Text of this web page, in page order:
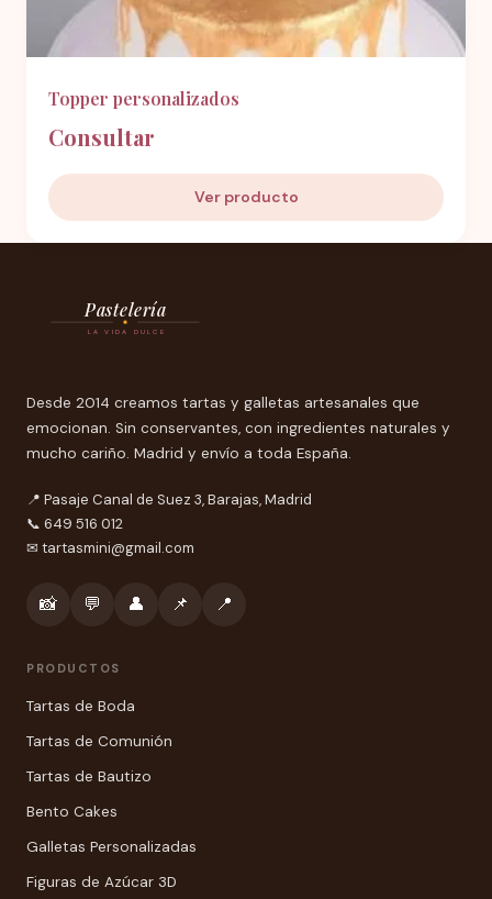
Topper personalizados
Consultar
Ver producto
Pastelería
LA VIDA DULCE
Desde 2014 creamos tartas y galletas artesanales que
emocionan. Sin conservantes, con ingredientes naturales y
mucho cariño. Madrid y envío a toda España.
📍 Pasaje Canal de Suez 3, Barajas, Madrid
📞 649 516 012
✉ tartasmini@gmail.com
📸 💬 👤 📌 📍
PRODUCTOS
Tartas de Boda
Tartas de Comunión
Tartas de Bautizo
Bento Cakes
Galletas Personalizadas
Figuras de Azúcar 3D